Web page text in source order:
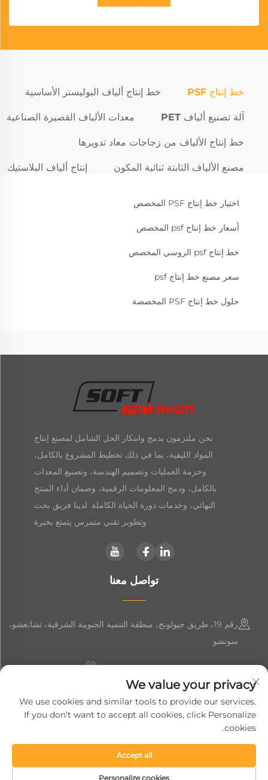
خط إنتاج PSF خط إنتاج ألياف البوليستر الأساسية
آلة تصنيع ألياف PET معدات الألياف القصيرة الصناعية
خط إنتاج الألياف من زجاجات معاد تدويرها
مصنع الألياف الثابتة ثنائية المكون إنتاج ألياف البلاستيك
اختيار خط إنتاج PSF المخصص
أسعار خط إنتاج psf المخصص
خط إنتاج psf الروسي المخصص
سعر مصنع خط إنتاج psf
حلول خط إنتاج PSF المخصصة
نحن ملتزمون بدمج وابتكار الحل الشامل لمصنع إنتاج
المواد الليفية، بما في ذلك تخطيط المشروع بالكامل،
وحزمة العمليات وتصميم الهندسة، وتصنيع المعدات
بالكامل، ودمج المعلومات الرقمية، وضمان أداء المنتج
النهائي، وخدمات دورة الحياة الكاملة. لدينا فريق بحث
وتطوير تقني متمرس يتمتع بخبرة
تواصل معنا
رقم 19، طريق جيولونج، منطقة التنمية الجنوبية الشرقية، تشانغشو،
سوتشو
+86-19906239903
[email protected]
+86-13852981437
حقوق النشر © 2024 شركة سوزهو سوفت جيم لتجهيزات المعدات الذكية
المحدودة.سياسة الخصوصية
We value your privacy
We use cookies and similar tools to provide our services.
If you don't want to accept all cookies, click Personalize
cookies.
Personalize cookies
Accept all